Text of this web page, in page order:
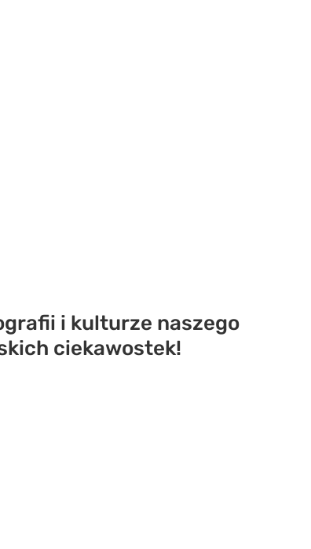
i kulturze naszego
ciekawostek!